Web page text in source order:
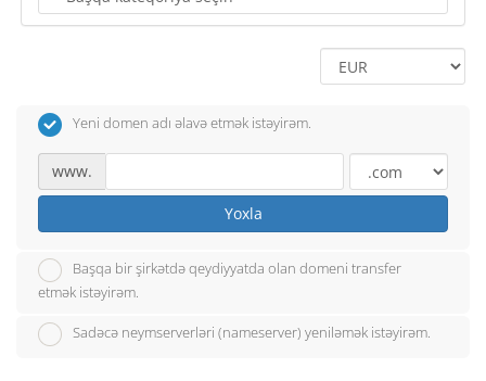
Yeni domen adı əlavə etmək istəyirəm.
www.
Yoxla
Başqa bir şirkətdə qeydiyyatda olan domeni transfer
etmək istəyirəm.
Sadəcə neymserverləri (nameserver) yeniləmək istəyirəm.